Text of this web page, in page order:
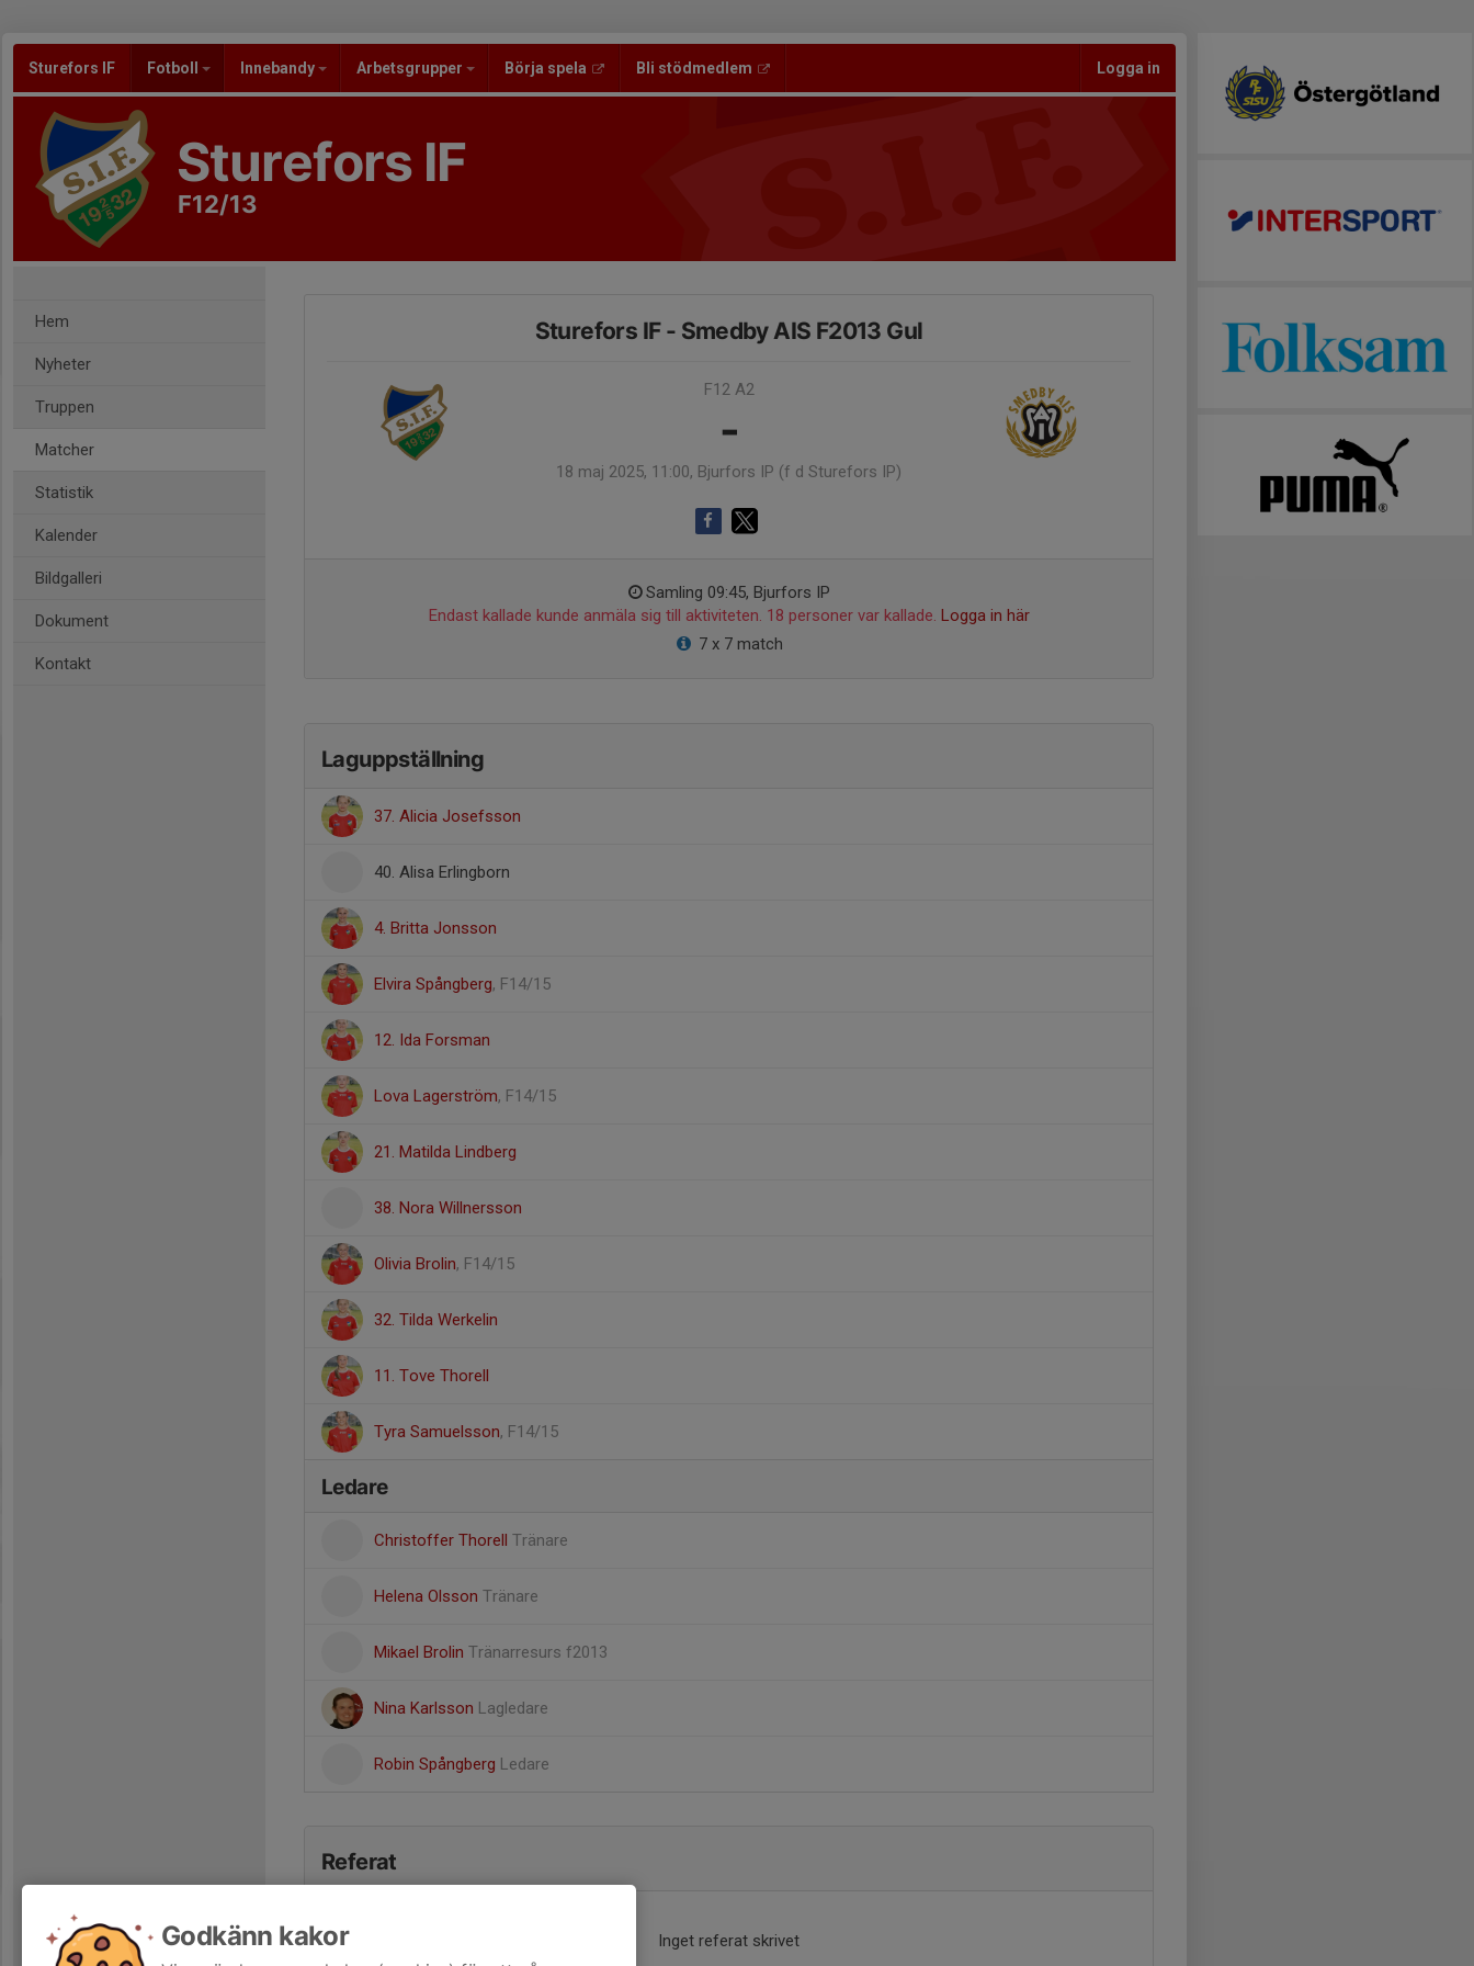
Sturefors IF Fotboll Innebandy Arbetsgrupper Börja spela Bli stödmedlem Logga in
Sturefors IF
F12/13
Hem
Nyheter
Truppen
Matcher
Statistik
Kalender
Bildgalleri
Dokument
Kontakt
Sturefors IF - Smedby AIS F2013 Gul
F12 A2
-
18 maj 2025, 11:00, Bjurfors IP (f d Sturefors IP)
Samling 09:45, Bjurfors IP
Endast kallade kunde anmäla sig till aktiviteten. 18 personer var kallade. Logga in här
7 x 7 match
Laguppställning
37. Alicia Josefsson
40. Alisa Erlingborn
4. Britta Jonsson
Elvira Spångberg, F14/15
12. Ida Forsman
Lova Lagerström, F14/15
21. Matilda Lindberg
38. Nora Willnersson
Olivia Brolin, F14/15
32. Tilda Werkelin
11. Tove Thorell
Tyra Samuelsson, F14/15
Ledare
Christoffer Thorell Tränare
Helena Olsson Tränare
Mikael Brolin Tränarresurs f2013
Nina Karlsson Lagledare
Robin Spångberg Ledare
Referat
Inget referat skrivet
Godkänn kakor